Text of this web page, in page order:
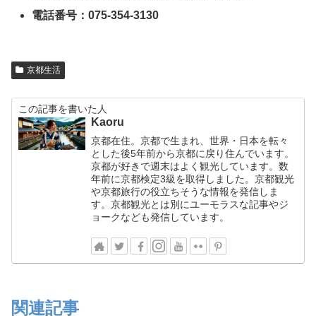
電話番号：075-354-3130
京都生活
この記事を書いた人
Kaoru
京都在住。京都で生まれ、世界・日本を転々
とした後5年前から京都に戻り住んでいます。
京都が好きで週末はよく観光しています。数
年前に京都検定3級を取得しました。京都観光
や京都旅行の役立ちそうな情報を発信しま
す。京都観光とは別にユーモラスな記事やジ
ョークなども発信しています。
関連記事